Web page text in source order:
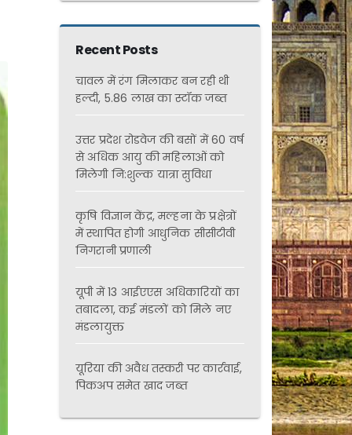
Recent Posts
चावल में रंग मिलाकर बन रही थी
हल्दी, 5.86 लाख का स्टॉक जब्त
उत्तर प्रदेश रोडवेज की बसों में 60 वर्ष
से अधिक आयु की महिलाओं को
मिलेगी नि:शुल्क यात्रा सुविधा
कृषि विज्ञान केंद्र, मल्हना के प्रक्षेत्रों
में स्थापित होगी आधुनिक सीसीटीवी
निगरानी प्रणाली
यूपी में 13 आईएएस अधिकारियों का
तबादला, कई मंडलों को मिले नए
मंडलायुक्त
यूरिया की अवैध तस्करी पर कार्रवाई,
पिकअप समेत खाद जब्त